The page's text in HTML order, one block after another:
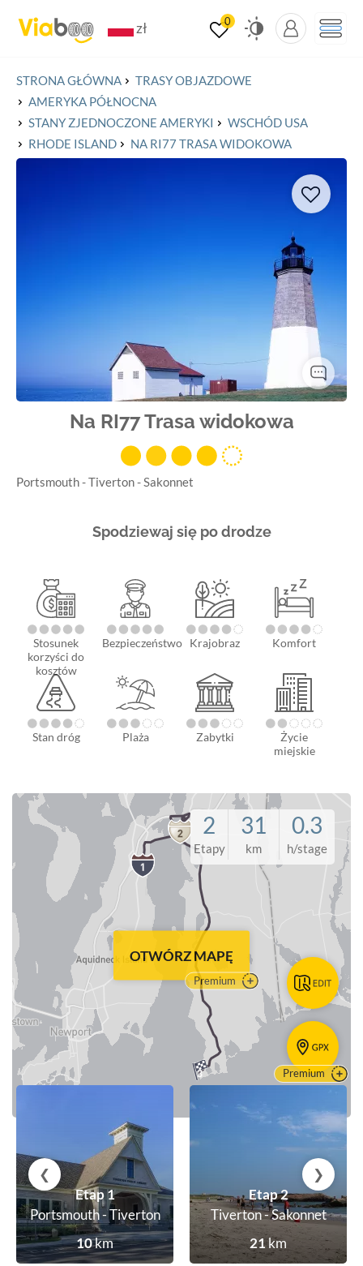
0
£
$
zł
€
STRONA GŁÓWNA
TRASY OBJAZDOWE
AMERYKA PÓŁNOCNA
STANY ZJEDNOCZONE AMERYKI
WSCHÓD USA
RHODE ISLAND
NA RI77 TRASA WIDOKOWA
Na RI77 Trasa widokowa
Portsmouth - Tiverton - Sakonnet
Spodziewaj się po drodze
Stosunek
korzyści do
kosztów
Bezpieczeństwo Krajobraz Komfort
Stan dróg Plaża Zabytki
Życie
miejskie
OTWÓRZ MAPĘ
Premium
Premium
Etapy
2
km
31
h/stage
0.3
❯
❮
Etap 1
Portsmouth - Tiverton
10km
Etap 2
Tiverton - Sakonnet
21km